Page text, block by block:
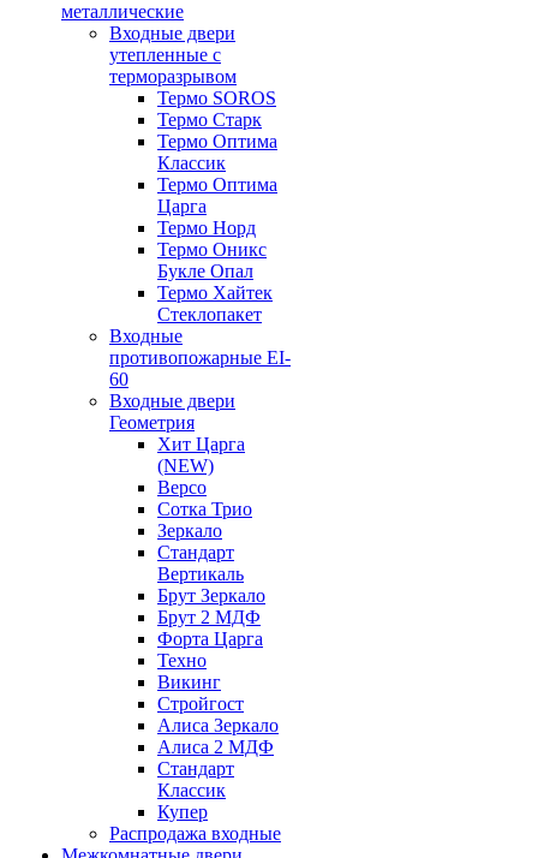
металлические
Входные двери
утепленные с
терморазрывом
Термо SOROS
Термо Старк
Термо Оптима
Классик
Термо Оптима
Царга
Термо Норд
Термо Оникс
Букле Опал
Термо Хайтек
Стеклопакет
Входные
противопожарные EI-
60
Входные двери
Геометрия
Хит Царга
(NEW)
Версо
Сотка Трио
Зеркало
Стандарт
Вертикаль
Брут Зеркало
Брут 2 МДФ
Форта Царга
Техно
Викинг
Стройгост
Алиса Зеркало
Алиса 2 МДФ
Стандарт
Классик
Купер
Распродажа входные